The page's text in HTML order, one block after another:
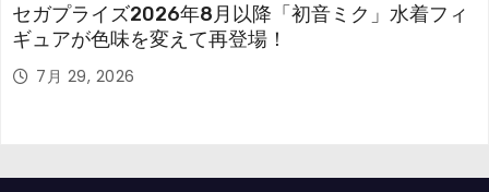
セガプライズ2026年8月以降「初音ミク」水着フィ
ギュアが色味を変えて再登場！
7月 29, 2026